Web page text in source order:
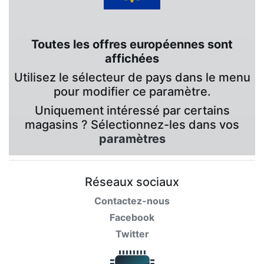
Toutes les offres européennes sont
affichées
Utilisez le sélecteur de pays dans le menu
pour modifier ce paramètre.
Uniquement intéressé par certains
magasins ? Sélectionnez-les dans vos
paramètres
Réseaux sociaux
Contactez-nous
Facebook
Twitter